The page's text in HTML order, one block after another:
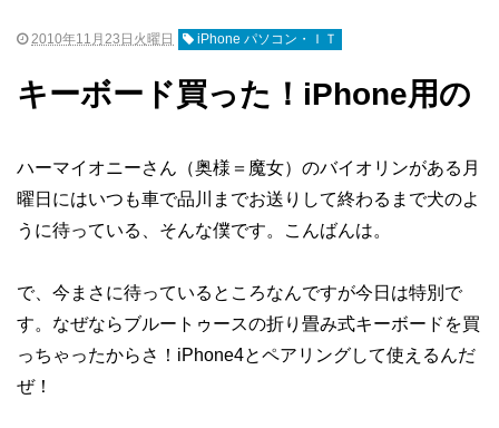
2010年11月23日火曜日 iPhone パソコン・ＩＴ
キーボード買った！iPhone用の
ハーマイオニーさん（奥様＝魔女）のバイオリンがある月
曜日にはいつも車で品川までお送りして終わるまで犬のよ
うに待っている、そんな僕です。こんばんは。
で、今まさに待っているところなんですが今日は特別で
す。なぜならブルートゥースの折り畳み式キーボードを買
っちゃったからさ！iPhone4とペアリングして使えるんだ
ぜ！